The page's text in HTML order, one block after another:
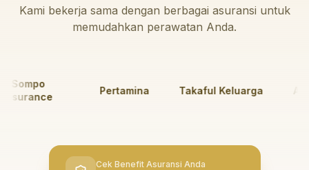
Kami bekerja sama dengan berbagai asuransi untuk
memudahkan perawatan Anda.
Pertamina Takaful Keluarga
Cek Benefit Asuransi Anda